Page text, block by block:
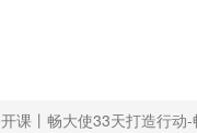
课丨畅大使33天打造行动